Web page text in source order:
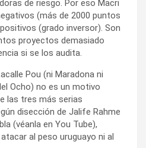
de riesgo. Por eso Macri
(más de 2000 puntos
(grado inversor). Son
proyectos demasiado
si se los audita.
Pou (ni Maradona ni
Ocho) no es un motivo
las tres más serias
disección de Jalife Rahme
(véanla en You Tube),
al peso uruguayo ni al